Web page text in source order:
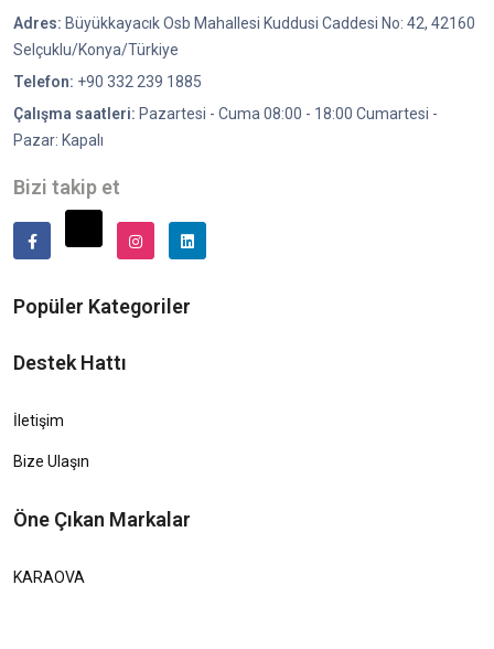
Adres: Büyükkayacık Osb Mahallesi Kuddusi Caddesi No: 42, 42160
Selçuklu/Konya/Türkiye
Telefon: +90 332 239 1885
Çalışma saatleri: Pazartesi - Cuma 08:00 - 18:00 Cumartesi -
Pazar: Kapalı
Bizi takip et
Popüler Kategoriler
Destek Hattı
İletişim
Bize Ulaşın
Öne Çıkan Markalar
KARAOVA